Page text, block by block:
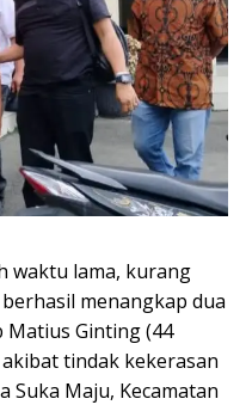
waktu lama, kurang
menangkap dua
Ginting (44
tindak kekerasan
Suka Maju, Kecamatan